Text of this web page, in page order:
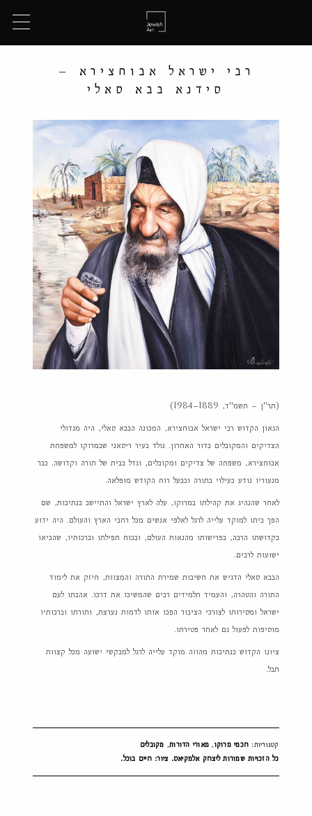
רבי ישראל אבוחצירא –
סידנא בבא סאלי
(תר"ן – תשמ"ד, 1889–1984)
הגאון הקדוש רבי ישראל אבוחצירא, המכונה הבבא סאלי, היה מגדולי
הצדיקים והמקובלים בדור האחרון. נולד בעיר ריסאני שבמרוקו למשפחת
אבוחצירא, משפחה של צדיקים ומקובלים, וגדל בבית של תורה וקדושה. כבר
מנעוריו נודע כעילוי בתורה וכבעל רוח הקודש מופלאה.
לאחר שהנהיג את קהילתו במרוקו, עלה לארץ ישראל והתיישב בנתיבות, שם
הפך ביתו למוקד עלייה לרגל לאלפי אנשים מכל רחבי הארץ והעולם. היה ידוע
בקדושתו הרבה, בפרישותו מהנאות העולם, ובכוח תפילתו וברכותיו, שהביאו
ישועות לרבים.
הבבא סאלי הדגיש את חשיבות שמירת התורה והמצוות, חיזק את לימוד
התורה והטהרה, והעמיד תלמידים רבים שהמשיכו את דרכו. אהבתו לעם
ישראל ומסירותו לצורכי הציבור הפכו אותו לדמות נערצת, ותורתו וברכותיו
מוסיפות לפעול גם לאחר פטירתו.
ציונו הקדוש בנתיבות מהווה מוקד עלייה לרגל למבקשי ישועה מכל קצוות
תבל.
קטגוריות: חכמי מרוקו, מאורי הדורות, מקובלים
כל הזכויות שמורות ליצחק אלמקיאס. ציור: חיים בוכל.